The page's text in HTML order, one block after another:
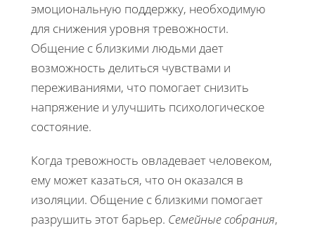
эмоциональную поддержку, необходимую
для снижения уровня тревожности.
Общение с близкими людьми дает
возможность делиться чувствами и
переживаниями, что помогает снизить
напряжение и улучшить психологическое
состояние.
Когда тревожность овладевает человеком,
ему может казаться, что он оказался в
изоляции. Общение с близкими помогает
разрушить этот барьер. Семейные собрания,